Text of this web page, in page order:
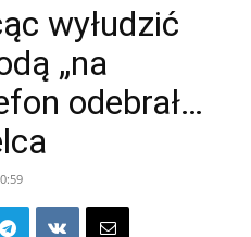
wyłudzić
„na
odebrał…